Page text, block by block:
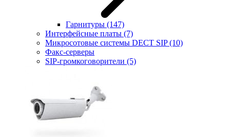
Гарнитуры (147)
Интерфейсные платы (7)
Микросотовые системы DECT SIP(10)
Факс-серверы
SIP-громкоговорители (5)